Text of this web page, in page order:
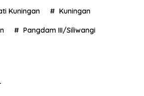
Kuningan Kuningan
Pangdam III/Siliwangi